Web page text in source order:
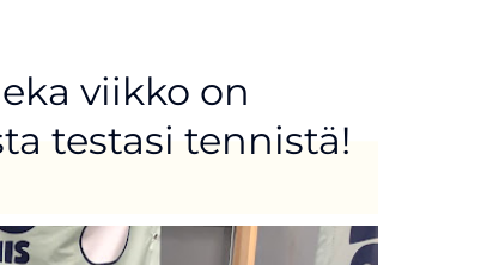
viikko on
testasi tennistä!